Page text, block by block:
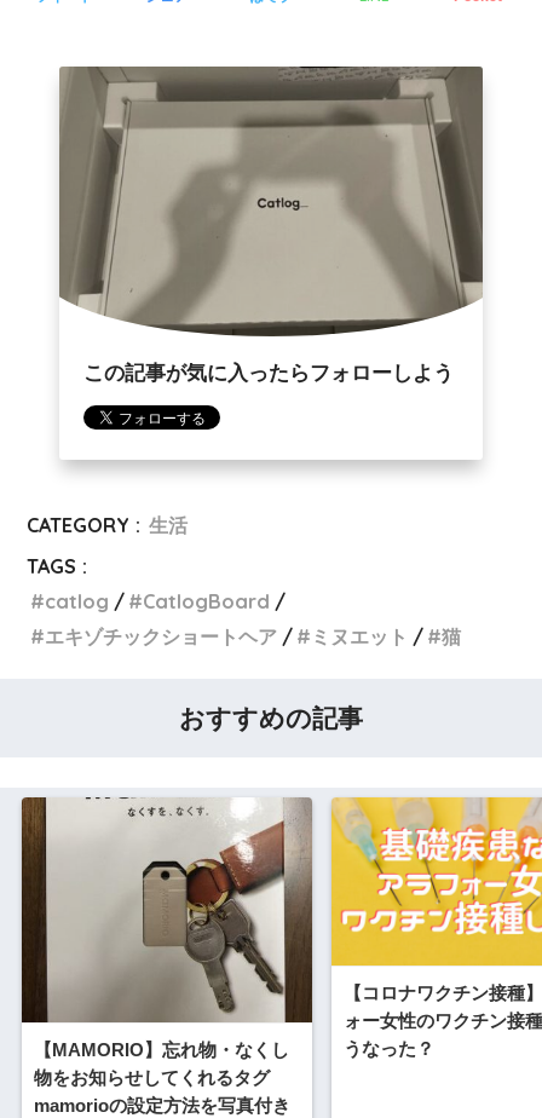
この記事が気に入ったらフォローしよう
CATEGORY : 生活
TAGS :
catlog
CatlogBoard
エキゾチックショートヘア
ミヌエット 猫
おすすめの記事
【MAMORIO】忘れ物・なくし
物をお知らせしてくれるタグ
mamorioの設定方法を写真付き
【コロナワクチン接種
ォー女性のワクチン接
うなった？